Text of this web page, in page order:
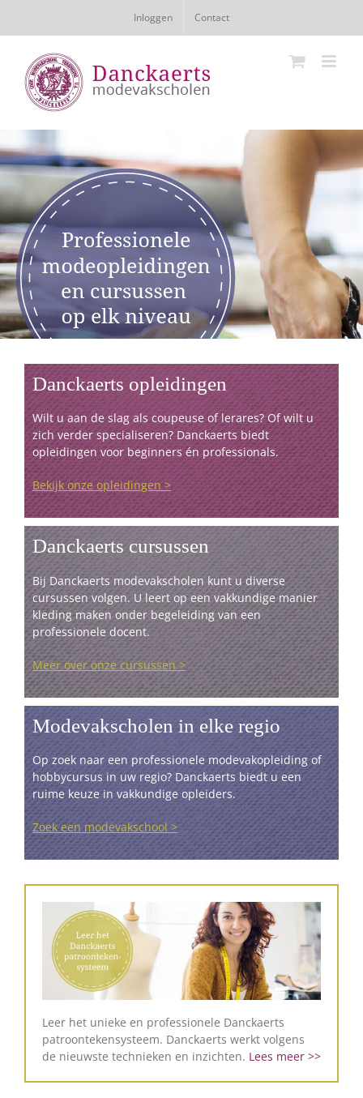
Inloggen Contact
Danckaerts opleidingen
Wilt u aan de slag als coupeuse of lerares? Of wilt u
zich verder specialiseren? Danckaerts biedt
opleidingen voor beginners én professionals.
Bekijk onze opleidingen >
Danckaerts cursussen
Bij Danckaerts modevakscholen kunt u diverse
cursussen volgen. U leert op een vakkundige manier
kleding maken onder begeleiding van een
professionele docent.
Meer over onze cursussen >
Modevakscholen in elke regio
Op zoek naar een professionele modevakopleiding of
hobbycursus in uw regio? Danckaerts biedt u een
ruime keuze in vakkundige opleiders.
Zoek een modevakschool >
Leer het unieke en professionele Danckaerts
patroontekensysteem. Danckaerts werkt volgens
de nieuwste technieken en inzichten. Lees meer >>